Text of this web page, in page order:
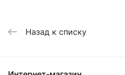
Назад к списку